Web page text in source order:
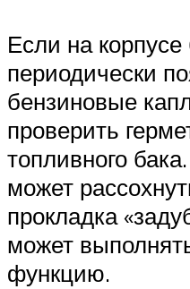
Если на
периодически
бензиновые
проверить
топливного
может
прокладка
может
функцию.